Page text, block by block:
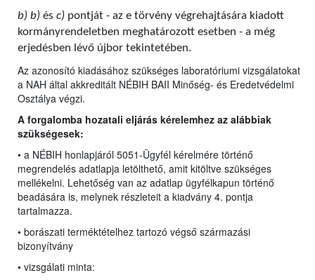
b) b) és c) pontját - az e törvény végrehajtására kiadott
kormányrendeletben meghatározott esetben - a még
erjedésben lévő újbor tekintetében.
Az azonosító kiadásához szükséges laboratóriumi vizsgálatokat
a NAH által akkreditált NÉBIH BAII Minőség- és Eredetvédelmi
Osztálya végzi.
A forgalomba hozatali eljárás kérelemhez az alábbiak
szükségesek:
• a NÉBIH honlapjáról 5051-Ügyfél kérelmére történő
megrendelés adatlapja letölthető, amit kitöltve szükséges
mellékelni. Lehetőség van az adatlap ügyfélkapun történő
beadására is, melynek részleteit a kiadvány 4. pontja
tartalmazza.
• borászati terméktételhez tartozó végső származási
bizonyítvány
• vizsgálati minta: